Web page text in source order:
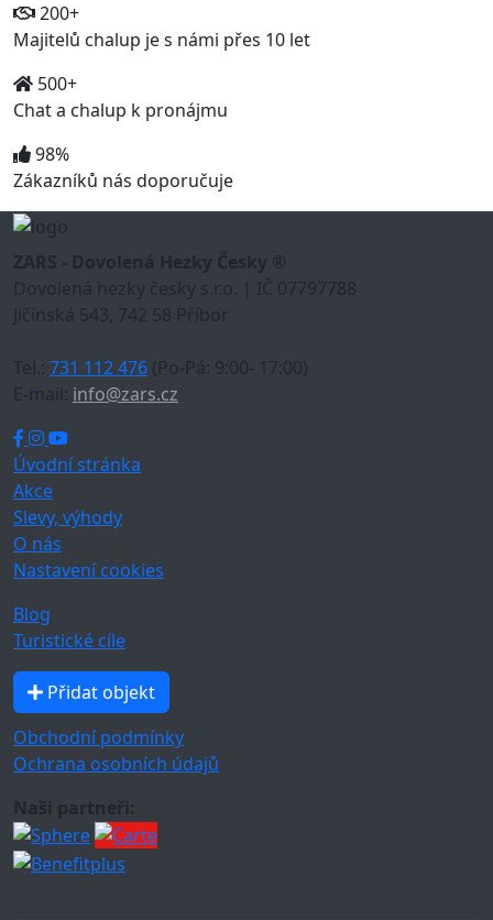
200+
Majitelů chalup je s námi přes 10 let
500+
Chat a chalup k pronájmu
98%
Zákazníků nás doporučuje
ZARS - Dovolená Hezky Česky ®
Dovolená hezky česky s.r.o. | IČ 07797788
Jičínská 543, 742 58 Příbor
Tel.: 731 112 476 (Po-Pá: 9:00- 17:00)
E-mail: info@zars.cz
Úvodní stránka
Akce
Slevy, výhody
O nás
Nastavení cookies
Blog
Turistické cíle
Přidat objekt
Obchodní podmínky
Ochrana osobních údajů
Naši partneři: